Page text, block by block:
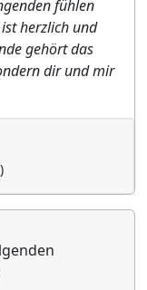
fühlen
herzlich und
gehört das
dir und mir